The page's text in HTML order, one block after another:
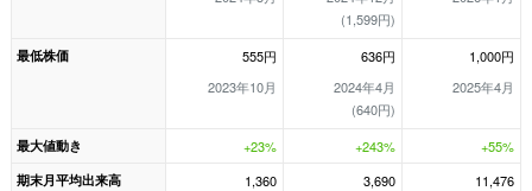
(1,599円)
最低株価
555円
2023年10月
636円
2024年4月
(640円)
1,000円
2025年4月
最大値動き +23% +243% +55%
期末月平均出来高 1,360 3,690 11,476